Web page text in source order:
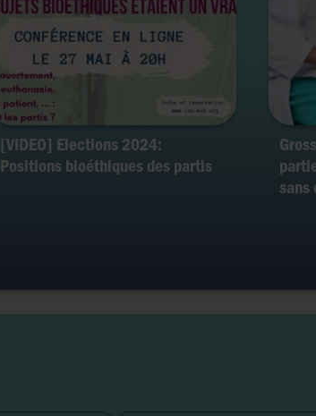
[VIDEO] Elections 2024:
Positions bioéthiques des partis
sans